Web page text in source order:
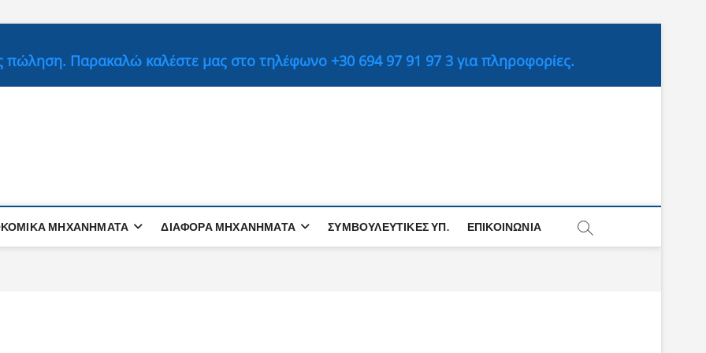
Παρακαλώ καλέστε μας στο τηλέφωνο +30 694 97 91 97 3 για πληροφορίες.
ΜΗΧΑΝΉΜΑΤΑ ΔΙΑΦΟΡΑ ΜΗΧΑΝΗΜΑΤΑ ΣΥΜΒΟΥΛΕΥΤΙΚΈΣ ΥΠ. ΕΠΙΚΟΙΝΩΝΊΑ